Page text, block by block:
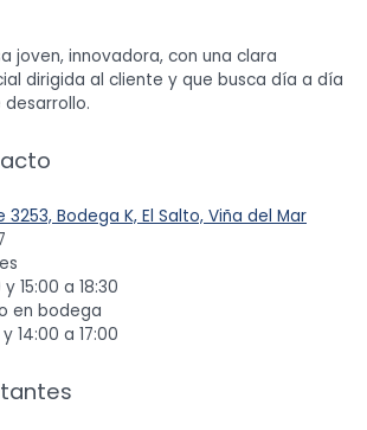
joven, innovadora, con una clara
dirigida al cliente y que busca día a día
3253, Bodega K, El Salto, Viña del Mar
15:00 a 18:30
en bodega
14:00 a 17:00